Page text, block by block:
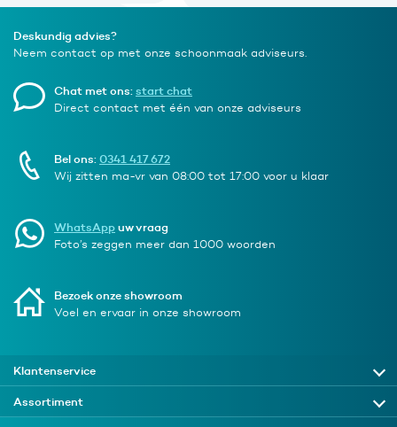
Deskundig advies?
Neem contact op met onze schoonmaak adviseurs.
Chat met ons:start chat
Direct contact met één van onze adviseurs
Bel ons:0341 417 672
Wij zitten ma-vr van 08:00 tot 17:00 voor u klaar
WhatsAppuw vraag
Foto’s zeggen meer dan 1000 woorden
Bezoek onze showroom
Voel en ervaar in onze showroom
Klantenservice
Assortiment